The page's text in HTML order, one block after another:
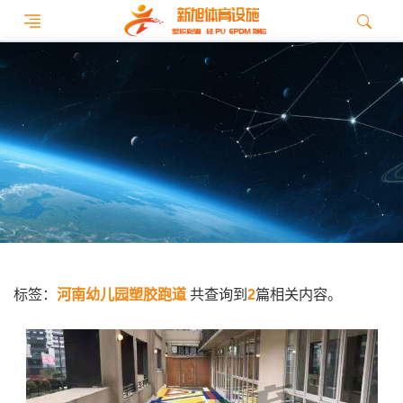
标签： 河南幼儿园塑胶跑道 共查询到 2篇相关内容。